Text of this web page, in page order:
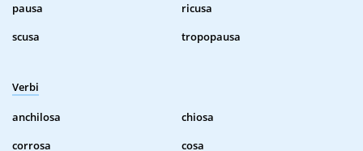
pausa
ricusa
scusa
tropopausa
Verbi
anchilosa
chiosa
corrosa
cosa